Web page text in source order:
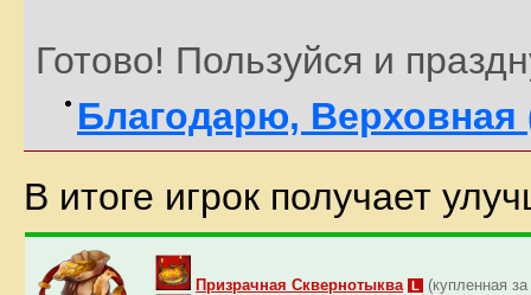
Готово! Пользуйся и
Благодарю, Верховная
В итоге игрок получает
Призрачная Сквернотыква L (купленная